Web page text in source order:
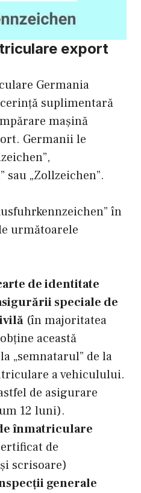
export
Germania
suplimentară
mașină
Germanii le
sau „Zollzeichen”.
în
următoarele
de identitate
speciale de
(în majoritatea
această
„semnatarul” de la
a vehiculului.
de asigurare
12 luni).
înmatriculare
de
scrisoare)
generale